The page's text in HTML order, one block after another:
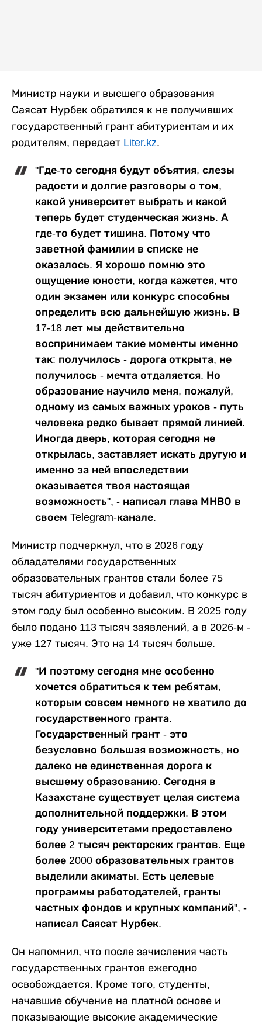
Министр науки и высшего образования
Саясат Нурбек обратился к не получивших
государственный грант абитуриентам и их
родителям, передает Liter.kz.
"Где-то сегодня будут объятия, слезы
радости и долгие разговоры о том,
какой университет выбрать и какой
теперь будет студенческая жизнь. А
где-то будет тишина. Потому что
заветной фамилии в списке не
оказалось. Я хорошо помню это
ощущение юности, когда кажется, что
один экзамен или конкурс способны
определить всю дальнейшую жизнь. В
17-18 лет мы действительно
воспринимаем такие моменты именно
так: получилось - дорога открыта, не
получилось - мечта отдаляется. Но
образование научило меня, пожалуй,
одному из самых важных уроков - путь
человека редко бывает прямой линией.
Иногда дверь, которая сегодня не
открылась, заставляет искать другую и
именно за ней впоследствии
оказывается твоя настоящая
возможность", - написал глава МНВО в
своем Telegram-канале.
Министр подчеркнул, что в 2026 году
обладателями государственных
образовательных грантов стали более 75
тысяч абитуриентов и добавил, что конкурс в
этом году был особенно высоким. В 2025 году
было подано 113 тысяч заявлений, а в 2026-м -
уже 127 тысяч. Это на 14 тысяч больше.
"И поэтому сегодня мне особенно
хочется обратиться к тем ребятам,
которым совсем немного не хватило до
государственного гранта.
Государственный грант - это
безусловно большая возможность, но
далеко не единственная дорога к
высшему образованию. Сегодня в
Казахстане существует целая система
дополнительной поддержки. В этом
году университетами предоставлено
более 2 тысяч ректорских грантов. Еще
более 2000 образовательных грантов
выделили акиматы. Есть целевые
программы работодателей, гранты
частных фондов и крупных компаний", -
написал Саясат Нурбек.
Он напомнил, что после зачисления часть
государственных грантов ежегодно
освобождается. Кроме того, студенты,
начавшие обучение на платной основе и
показывающие высокие академические